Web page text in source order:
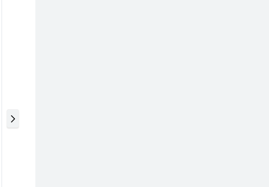
PVC Blanco Duke